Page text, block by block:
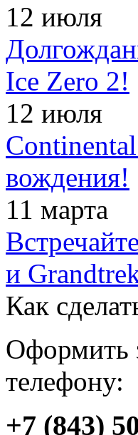
12 июля
Ice Zero 2!
12 июля
вождения!
11 марта
и
Как
Оформить
телефону:
+7 (843)